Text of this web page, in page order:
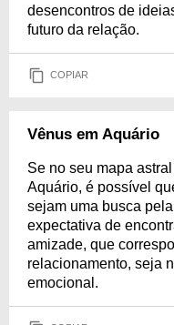
desencontros de
futuro da relação.
COPIAR
Vênus em Aquário
Se no seu mapa
Aquário, é possível
sejam uma busca
expectativa de
amizade, que
relacionamento, seja
emocional.